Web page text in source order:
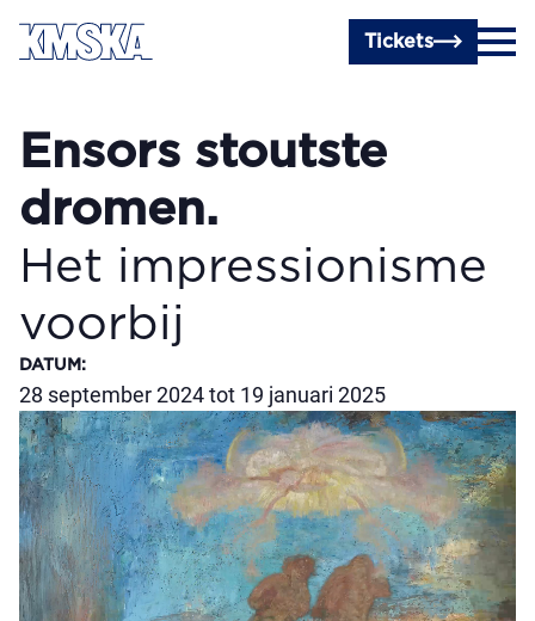
Ga naar hoofdinhoud
Tickets
Ensors stoutste
dromen.
Het impression­isme
voorbij
DATUM :
28 september 2024 tot 19 januari 2025